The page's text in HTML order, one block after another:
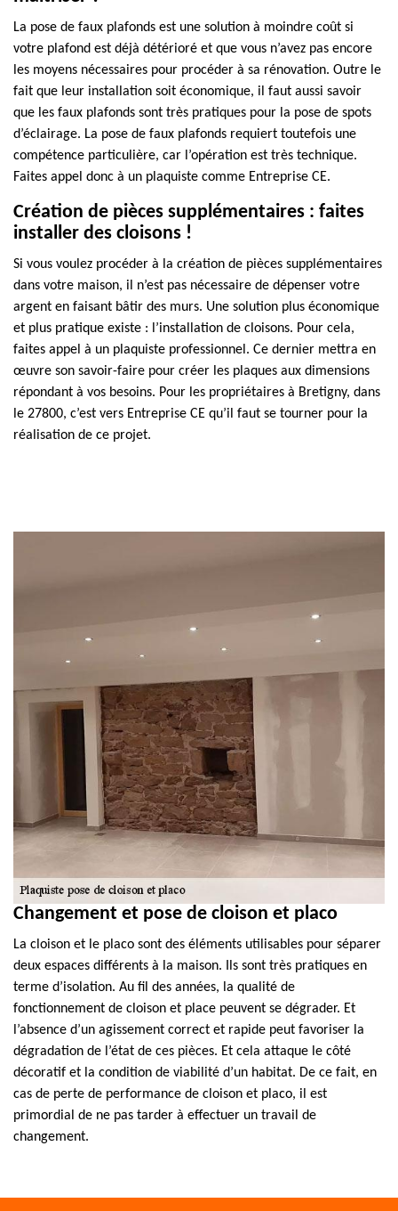
La pose de faux plafonds est une solution à moindre coût si
votre plafond est déjà détérioré et que vous n’avez pas encore
les moyens nécessaires pour procéder à sa rénovation. Outre le
fait que leur installation soit économique, il faut aussi savoir
que les faux plafonds sont très pratiques pour la pose de spots
d’éclairage. La pose de faux plafonds requiert toutefois une
compétence particulière, car l’opération est très technique.
Faites appel donc à un plaquiste comme Entreprise CE.
Création de pièces supplémentaires : faites
installer des cloisons !
Si vous voulez procéder à la création de pièces supplémentaires
dans votre maison, il n’est pas nécessaire de dépenser votre
argent en faisant bâtir des murs. Une solution plus économique
et plus pratique existe : l’installation de cloisons. Pour cela,
faites appel à un plaquiste professionnel. Ce dernier mettra en
œuvre son savoir-faire pour créer les plaques aux dimensions
répondant à vos besoins. Pour les propriétaires à Bretigny, dans
le 27800, c’est vers Entreprise CE qu’il faut se tourner pour la
réalisation de ce projet.
Changement et pose de cloison et placo
La cloison et le placo sont des éléments utilisables pour séparer
deux espaces différents à la maison. Ils sont très pratiques en
terme d’isolation. Au fil des années, la qualité de
fonctionnement de cloison et place peuvent se dégrader. Et
l’absence d’un agissement correct et rapide peut favoriser la
dégradation de l’état de ces pièces. Et cela attaque le côté
décoratif et la condition de viabilité d’un habitat. De ce fait, en
cas de perte de performance de cloison et placo, il est
primordial de ne pas tarder à effectuer un travail de
changement.